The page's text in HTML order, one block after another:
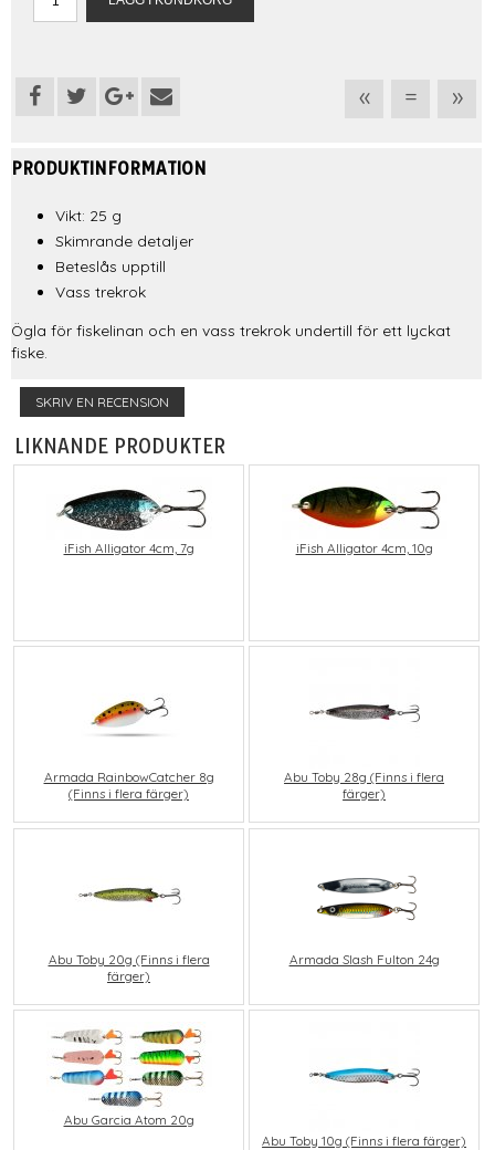
« = »
PRODUKTINFORMATION
Vikt: 25 g
Skimrande detaljer
Beteslås upptill
Vass trekrok
Ögla för fiskelinan och en vass trekrok undertill för ett lyckat
fiske.
SKRIV EN RECENSION
LIKNANDE PRODUKTER
iFish Alligator 4cm, 7g iFish Alligator 4cm, 10g
Armada RainbowCatcher 8g
(Finns i flera färger)
Abu Toby 28g (Finns i flera
färger)
Abu Toby 20g (Finns i flera
färger)
Armada Slash Fulton 24g
Abu Garcia Atom 20g
Abu Toby 10g (Finns i flera färger)